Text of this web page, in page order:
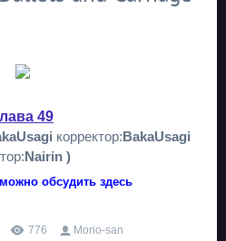
49
корректор:BakaUsagi
Nairin )
обсудить здесь
776
Morio-san